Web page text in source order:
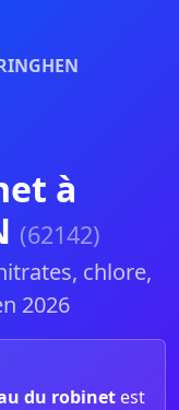
à
(62142)
chlore,
2026
du robinet est